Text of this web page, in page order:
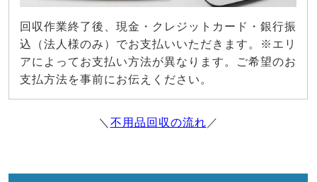
回収作業終了後、現金・クレジットカード・銀行振
込（法人様のみ）でお支払いいただきます。※エリ
アによってお支払い方法が異なります。ご希望のお
支払方法を事前にお伝えください。
＼ 不用品回収の流れ ／